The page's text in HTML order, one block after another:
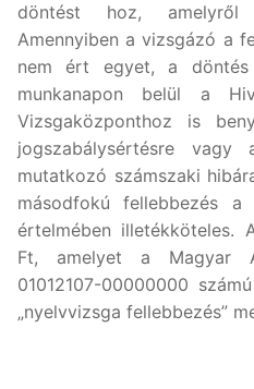
döntést hoz,
Amennyiben a vizsgázó a
nem ért egyet, a
munkanapon belül a
Vizsgaközponthoz is
jogszabálysértésre vagy
mutatkozó számszaki
másodfokú fellebbezés
értelmében illetékköteles.
Ft, amelyet a Magyar
01012107-00000000
„nyelvvizsga fellebbezés”